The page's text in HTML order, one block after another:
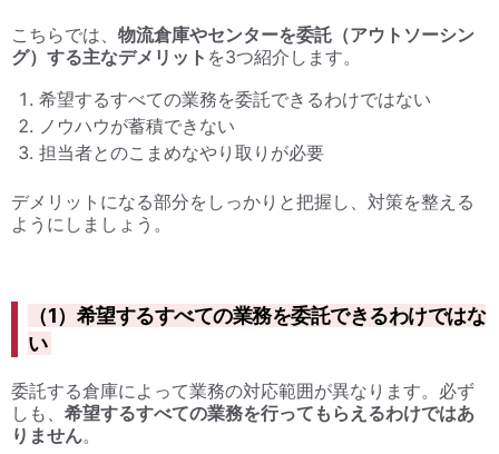
こちらでは、 物流倉庫やセンターを委託（アウトソーシン
グ）する主なデメリット を3つ紹介します。
希望するすべての業務を委託できるわけではない
ノウハウが蓄積できない
担当者とのこまめなやり取りが必要
デメリットになる部分をしっかりと把握し、対策を整える
ようにしましょう。
（1）希望するすべての業務を委託できるわけではな
い
委託する倉庫によって業務の対応範囲が異なります。必ず
しも、 希望するすべての業務を行ってもらえるわけではあ
りません。